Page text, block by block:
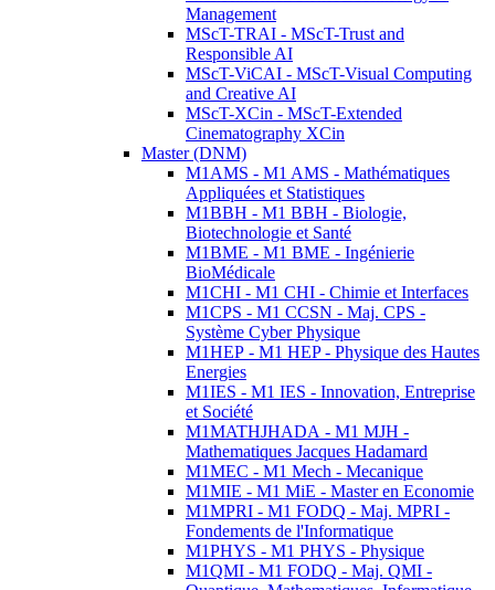
Management
MScT-TRAI - MScT-Trust and
Responsible AI
MScT-ViCAI - MScT-Visual Computing
and Creative AI
MScT-XCin - MScT-Extended
Cinematography XCin
Master (DNM)
M1AMS - M1 AMS - Mathématiques
Appliquées et Statistiques
M1BBH - M1 BBH - Biologie,
Biotechnologie et Santé
M1BME - M1 BME - Ingénierie
BioMédicale
M1CHI - M1 CHI - Chimie et Interfaces
M1CPS - M1 CCSN - Maj. CPS -
Système Cyber Physique
M1HEP - M1 HEP - Physique des Hautes
Energies
M1IES - M1 IES - Innovation, Entreprise
et Société
M1MATHJHADA - M1 MJH -
Mathematiques Jacques Hadamard
M1MEC - M1 Mech - Mecanique
M1MIE - M1 MiE - Master en Economie
M1MPRI - M1 FODQ - Maj. MPRI -
Fondements de l'Informatique
M1PHYS - M1 PHYS - Physique
M1QMI - M1 FODQ - Maj. QMI -